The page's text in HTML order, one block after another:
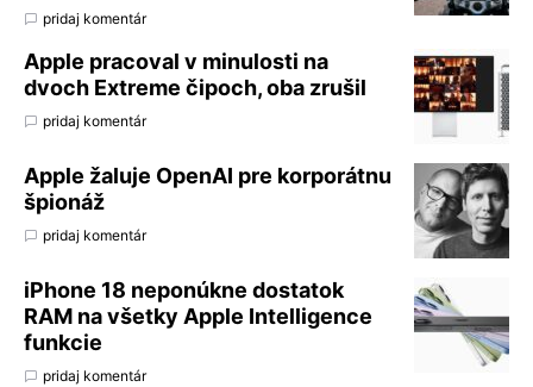
pridaj komentár
Apple pracoval v minulosti na
dvoch Extreme čipoch, oba zrušil
pridaj komentár
Apple žaluje OpenAI pre korporátnu
špionáž
pridaj komentár
iPhone 18 neponúkne dostatok
RAM na všetky Apple Intelligence
funkcie
pridaj komentár